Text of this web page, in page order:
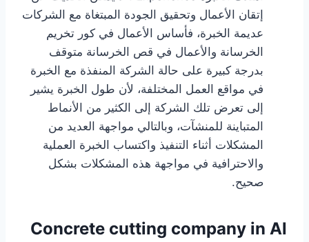
إتقان الأعمال وتحقيق الجودة المبتغاة مع الشركات
عديمة الخبرة، فأساس الأعمال في كور تخريم
الخرسانة والأعمال في قص الخرسانة متوقف
بدرجة كبيرة على حالة الشركة المنفذة مع الخبرة
في مواقع العمل المختلفة، لأن طول الخبرة يشير
إلى تعرض تلك الشركة إلى الكثير من الأنماط
المتباينة للمنشآت، وبالتالي مواجهة العديد من
المشكلات أثناء التنفيذ واكتساب الخبرة العملية
والاحترافية في مواجهة هذه المشكلات بشكل
صحيح.
Concrete cutting company in Al